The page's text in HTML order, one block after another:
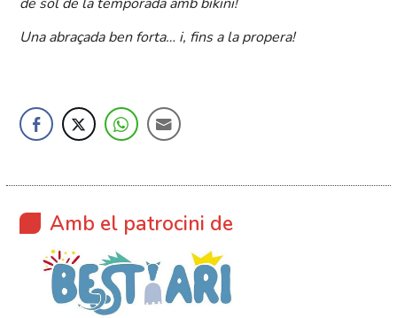
Una abraçada ben forta… i, fins a la propera!
Amb el patrocini de